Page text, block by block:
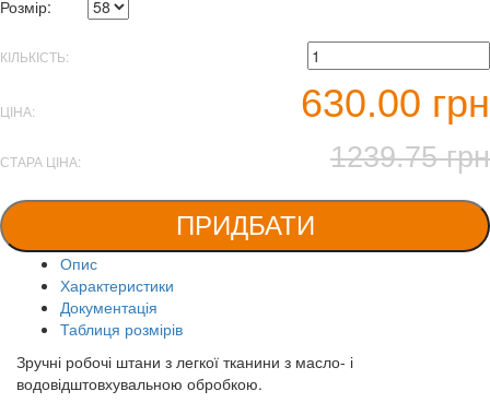
Розмір:
КІЛЬКІСТЬ:
ЦІНА: 630.00 грн
СТАРА ЦІНА: 1239.75 грн
ПРИДБАТИ
Опис
Характеристики
Документація
Таблиця розмірів
Зручні робочі штани з легкої тканини з масло- і
водовідштовхувальною обробкою.